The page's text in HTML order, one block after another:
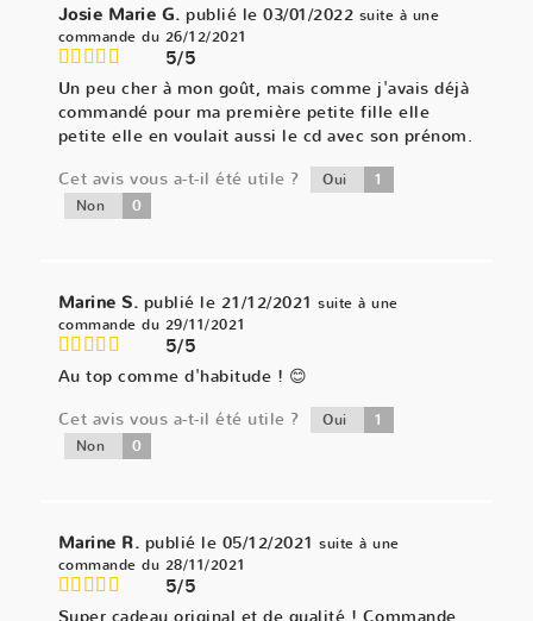
Josie Marie G.publié le 03/01/2022 suite à une
commande du 26/12/2021
5/5
Un peu cher à mon goût, mais comme j'avais déjà
commandé pour ma première petite fille elle
petite elle en voulait aussi le cd avec son prénom.
Cet avis vous a-t-il été utile ?
Oui 1
Non 0
Marine S. publié le 21/12/2021 suite à une
commande du 29/11/2021
5/5
Au top comme d'habitude ! 😊
Cet avis vous a-t-il été utile ?
Oui 1
Non 0
Marine R. publié le 05/12/2021 suite à une
commande du 28/11/2021
5/5
Super cadeau original et de qualité ! Commande